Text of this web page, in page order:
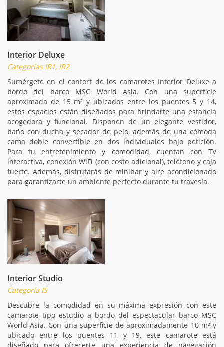
Interior Deluxe
Categorías IR1, IR2
Sumérgete en el confort de los camarotes Interior Deluxe a
bordo del barco MSC World Asia. Con una superficie
aproximada de 15 m² y ubicados entre los puentes 5 y 14,
estos espacios están diseñados para brindarte una estancia
acogedora y funcional. Disponen de un elegante vestidor,
baño con ducha y secador de pelo, además de una cómoda
cama doble convertible en dos individuales bajo petición.
Para tu entretenimiento y comodidad, cuentan con TV
interactiva, conexión WiFi (con costo adicional), teléfono y caja
fuerte. Además, disfrutarás de minibar y aire acondicionado
para garantizarte un ambiente perfecto durante tu travesía.
Interior Studio
Categoría IS
Descubre la comodidad en su máxima expresión con este
camarote tipo estudio a bordo del espectacular barco MSC
World Asia. Con una superficie de aproximadamente 10 m² y
ubicado entre los puentes 11 y 19, este camarote está
diseñado para ofrecerte una experiencia de navegación